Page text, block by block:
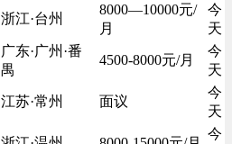
浙江·台州
8000—10000元/
月
今
天
广东·广州·番
禺
4500-8000元/月
今
天
江苏·常州 面议
今
天
今